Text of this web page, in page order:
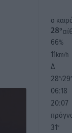
o
28°
66%
11km/h
Δ
28°/29°
06:18
20:07
31°